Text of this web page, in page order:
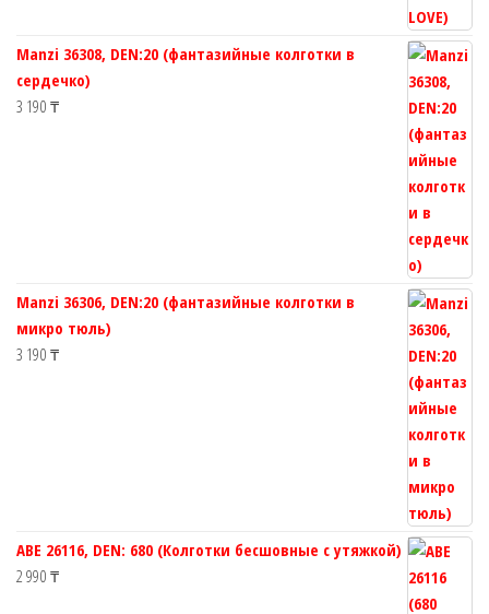
Manzi 36308, DEN:20 (фантазийные колготки в
сердечко)
3 190 ₸
Manzi 36306, DEN:20 (фантазийные колготки в
микро тюль)
3 190 ₸
ABE 26116, DEN: 680 (Колготки бесшовные с утяжкой)
2 990 ₸